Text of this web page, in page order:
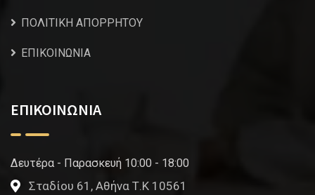
ΠΟΛΙΤΙΚΗ ΑΠΟΡΡΗΤΟΥ
ΕΠΙΚΟΙΝΩΝΙΑ
ΕΠΙΚΟΙΝΩΝΙΑ
Δευτέρα - Παρασκευή 10:00 - 18:00
Σταδίου 61, Αθήνα Τ.Κ 10561